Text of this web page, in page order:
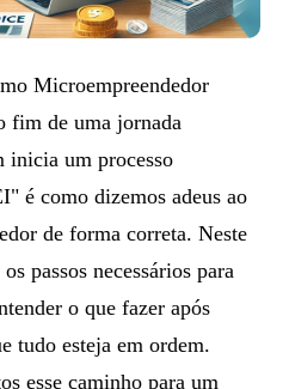
Microempreendedor
de uma jornada
inicia um processo
é como dizemos adeus ao
de forma correta. Neste
passos necessários para
o que fazer após
tudo esteja em ordem.
esse caminho para um